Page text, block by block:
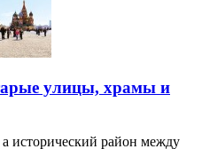
улицы, храмы и
исторический район между